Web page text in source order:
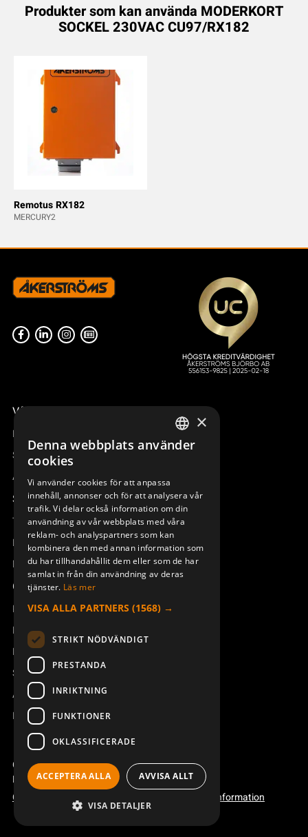
Produkter som kan använda MODERKORT
SOCKEL 230VAC CU97/RX182
Remotus RX182
MERCURY2
Våra radiostyrningar – översikt
Remotus
Sesam
Access_Ctrl
Support
Teknisk support
Boka service
Manualer och videoinstruktioner
Om Åkerströms
Kontakt
Nyheter
Pressrum
Säkerhet och direktiv
Allmänna villkor
REACH
Copyright ©2026 Åkerströms. All rights reserved.
Björbovägen 143, 786 97 Björbo.
Code of conduct
Webbplatsinformation
SWEDISH
DEUTSCH
×
Denna webbplats använder
cookies
Vi använder cookies för att anpassa
innehåll, annonser och för att analysera vår
trafik. Vi delar också information om din
användning av vår webbplats med våra
reklam- och analyspartners som kan
kombinera den med annan information som
du har tillhandahållit dem eller som de har
samlat in från din användning av deras
tjänster. Läs mer
VISA ALLA PARTNERS (1568) →
STRIKT NÖDVÄNDIGT
PRESTANDA
INRIKTNING
FUNKTIONER
OKLASSIFICERADE
ACCEPTERA ALLA AVVISA ALLT
VISA DETALJER